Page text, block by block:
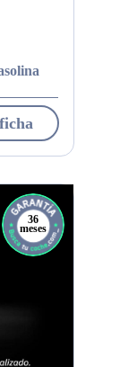
36
meses